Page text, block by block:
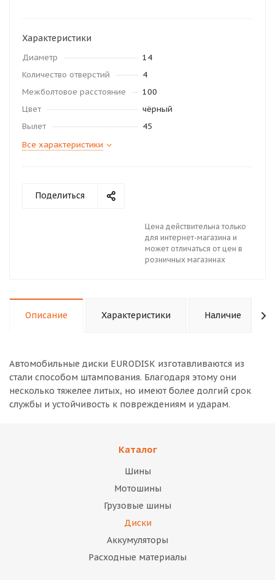
Характеристики
Диаметр
14
Количество отверстий
4
Межболтовое расстояние
100
Цвет
чёрный
Вылет
45
Все характеристики
Поделиться
Цена действительна только
для интернет-магазина и
может отличаться от цен в
розничных магазинах
Описание Характеристики Наличие
Автомобильные диски EURODISK изготавливаются из
стали способом штампования. Благодаря этому они
несколько тяжелее литых, но имеют более долгий срок
службы и устойчивость к повреждениям и ударам.
Каталог
Шины
Мотошины
Грузовые шины
Диски
Аккумуляторы
Расходные материалы